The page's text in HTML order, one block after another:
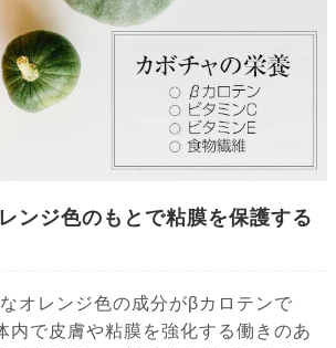
ンジ色のもとで粘膜を保護する
オレンジ色の成分がβカロテンで
内で皮膚や粘膜を強化する働きのあ